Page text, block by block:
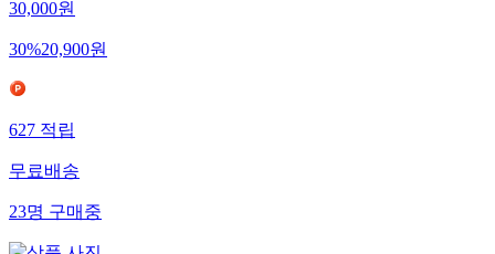
30,000원
30%20,900원
627적립
무료배송
23명구매중